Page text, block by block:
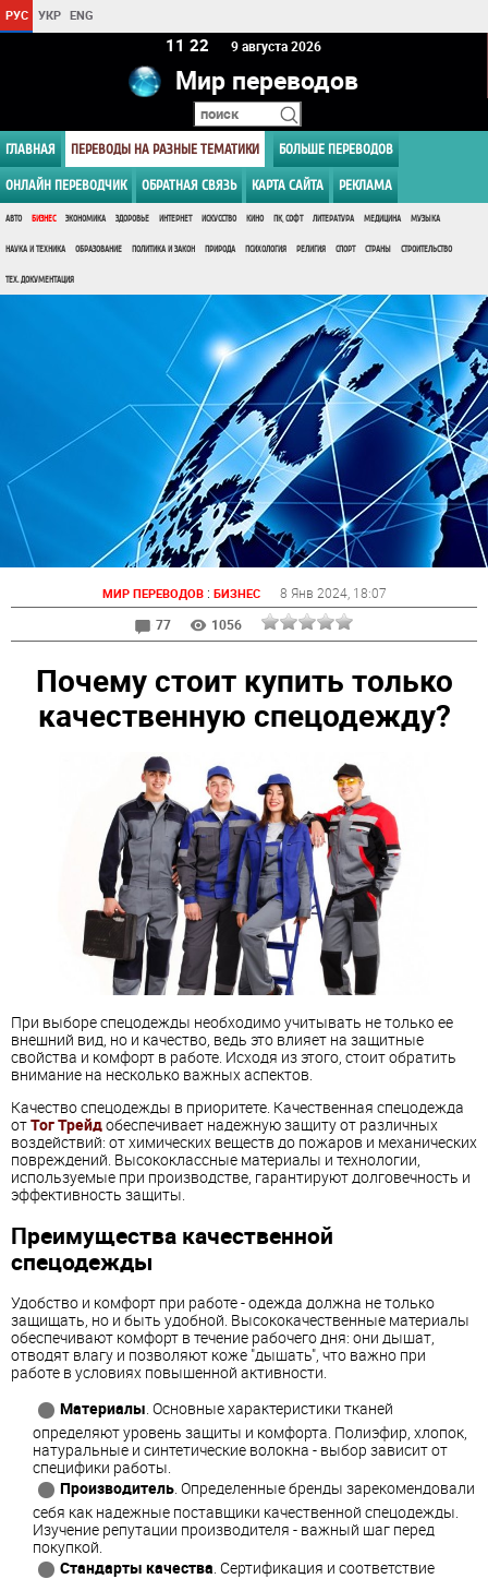
РУС УКР ENG
11:22 9 августа 2026
Мир переводов
ГЛАВНАЯ ПЕРЕВОДЫ НА РАЗНЫЕ ТЕМАТИКИ БОЛЬШЕ ПЕРЕВОДОВ
ОНЛАЙН ПЕРЕВОДЧИК ОБРАТНАЯ СВЯЗЬ КАРТА САЙТА РЕКЛАМА
АВТО БИЗНЕС ЭКОНОМИКА ЗДОРОВЬЕ ИНТЕРНЕТ ИСКУССТВО КИНО ПК, СОФТ ЛИТЕРАТУРА МЕДИЦИНА МУЗЫКА
НАУКА И ТЕХНИКА ОБРАЗОВАНИЕ ПОЛИТИКА И ЗАКОН ПРИРОДА ПСИХОЛОГИЯ РЕЛИГИЯ СПОРТ СТРАНЫ СТРОИТЕЛЬСТВО
ТЕХ. ДОКУМЕНТАЦИЯ
МИР ПЕРЕВОДОВ: БИЗНЕС 8 Янв 2024, 18:07
77
1056
Почему стоит купить только
качественную спецодежду?
При выборе спецодежды необходимо учитывать не только ее
внешний вид, но и качество, ведь это влияет на защитные
свойства и комфорт в работе. Исходя из этого, стоит обратить
внимание на несколько важных аспектов.
Качество спецодежды в приоритете. Качественная спецодежда
отТог Трейдобеспечивает надежную защиту от различных
воздействий: от химических веществ до пожаров и механических
повреждений. Высококлассные материалы и технологии,
используемые при производстве, гарантируют долговечность и
эффективность защиты.
Преимущества качественной
спецодежды
Удобство и комфорт при работе - одежда должна не только
защищать, но и быть удобной. Высококачественные материалы
обеспечивают комфорт в течение рабочего дня: они дышат,
отводят влагу и позволяют коже "дышать", что важно при
работе в условиях повышенной активности.
Материалы. Основные характеристики тканей
определяют уровень защиты и комфорта. Полиэфир, хлопок,
натуральные и синтетические волокна - выбор зависит от
специфики работы.
Производитель. Определенные бренды зарекомендовали
себя как надежные поставщики качественной спецодежды.
Изучение репутации производителя - важный шаг перед
покупкой.
Стандарты качества. Сертификация и соответствие